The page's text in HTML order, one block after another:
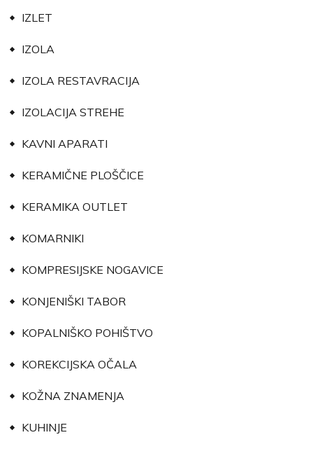
IZLET
IZOLA
IZOLA RESTAVRACIJA
IZOLACIJA STREHE
KAVNI APARATI
KERAMIČNE PLOŠČICE
KERAMIKA OUTLET
KOMARNIKI
KOMPRESIJSKE NOGAVICE
KONJENIŠKI TABOR
KOPALNIŠKO POHIŠTVO
KOREKCIJSKA OČALA
KOŽNA ZNAMENJA
KUHINJE